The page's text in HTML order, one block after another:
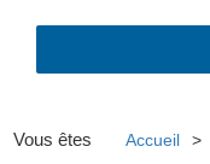
Vous êtes
Accueil